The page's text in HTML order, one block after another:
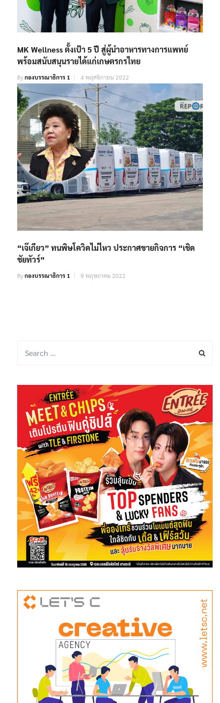
MK Wellness ตั้งเป้า 5 ปี สู่ผู้นำอาหารทางการแพทย์
พร้อมสนับสนุนรายได้แก่เกษตรกรไทย
Byกองบรรณาธิการ 1 4 พฤศจิกายน 2022
“เจ๊เกียว” ทนพิษโควิดไม่ไหว ประกาศขายกิจการ “เชิด
ชัยทัวร์”
Byกองบรรณาธิการ 1 9 พฤษภาคม 2022